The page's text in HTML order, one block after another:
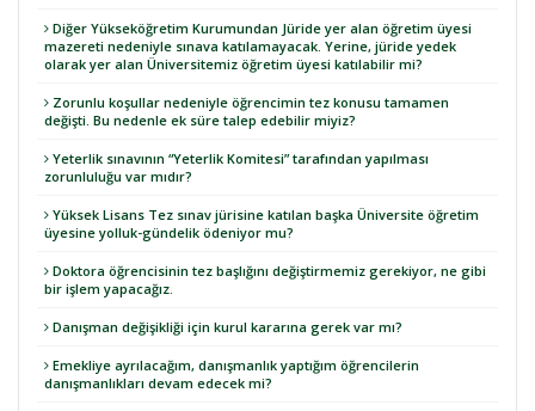
Diğer Yükseköğretim Kurumundan Jüride yer alan öğretim üyesi
mazereti nedeniyle sınava katılamayacak. Yerine, jüride yedek
olarak yer alan Üniversitemiz öğretim üyesi katılabilir mi?
Zorunlu koşullar nedeniyle öğrencimin tez konusu tamamen
değişti. Bu nedenle ek süre talep edebilir miyiz?
Yeterlik sınavının “Yeterlik Komitesi” tarafından yapılması
zorunluluğu var mıdır?
Yüksek Lisans Tez sınav jürisine katılan başka Üniversite öğretim
üyesine yolluk-gündelik ödeniyor mu?
Doktora öğrencisinin tez başlığını değiştirmemiz gerekiyor, ne gibi
bir işlem yapacağız.
Danışman değişikliği için kurul kararına gerek var mı?
Emekliye ayrılacağım, danışmanlık yaptığım öğrencilerin
danışmanlıkları devam edecek mi?